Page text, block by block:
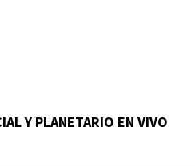
Y PLANETARIO EN VIVO